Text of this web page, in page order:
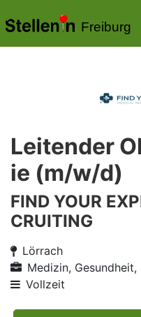
Freiburg
Leitender
ie (m/w/d)
FIND YOUR
CRUITING
Lörrach
Medizin, Gesundheit,
Vollzeit